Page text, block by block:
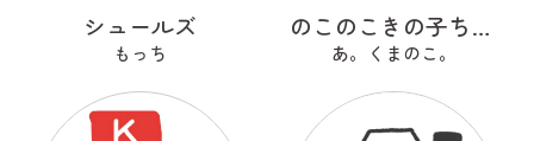
シュールズ
もっち
のこのこきの子ちゃん
あ。くまのこ。